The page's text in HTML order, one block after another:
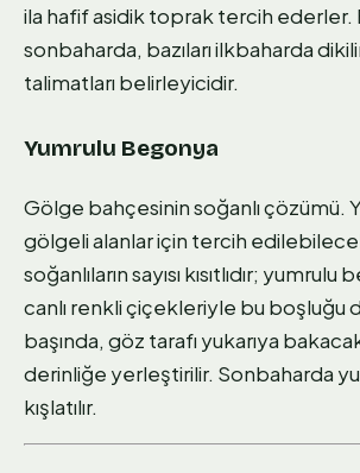
ila hafif asidik toprak tercih ederler.
sonbaharda, bazıları ilkbaharda
talimatları belirleyicidir.
Yumrulu Begonya
Gölge bahçesinin soğanlı çözümü.
gölgeli alanlar için tercih
soğanlıların sayısı kısıtlıdır;
canlı renkli çiçekleriyle bu boşluğu
başında, göz tarafı yukarıya
derinliğe yerleştirilir. Sonbaharda
kışlatılır.